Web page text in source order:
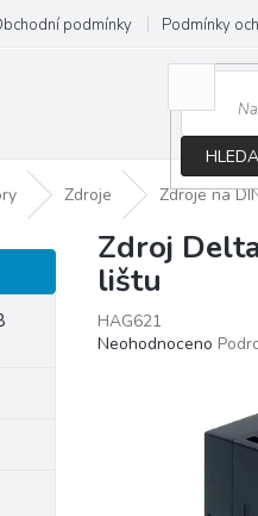
podmínky Podmínky
Zdroje Zdroje na
Zdroj
lištu
HAG621
Průměrné
Neohodnoceno